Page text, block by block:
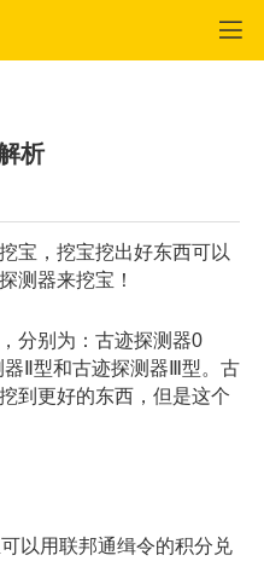
析
，挖宝挖出好东西可以
测器来挖宝！
别为：古迹探测器0
Ⅱ型和古迹探测器Ⅲ型。古
到更好的东西，但是这个
用联邦通缉令的积分兑